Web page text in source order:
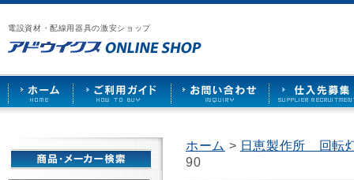
電設資材・配線用器具の激安ショップ
漏
電
ブ
レ
ー
カ
ー
や
照
ケ
ッ
ア
ウ
イ
ス
HOME
ご
用
ガ
ド
お
い
合
せ
仕
先
募
ホーム > 日恵製作所 回転
90